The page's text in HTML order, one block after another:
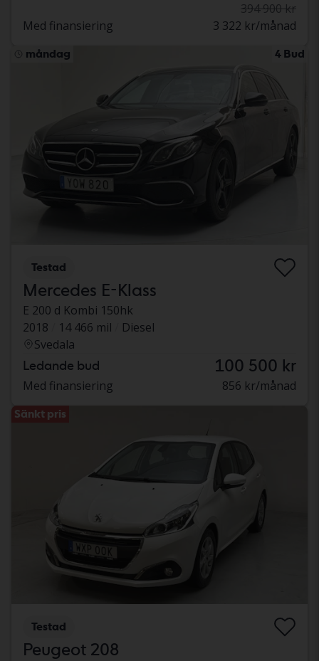
394 900 kr
Med finansiering
3 322 kr/månad
måndag 4 Bud
Testad
Mercedes E-Klass
E 200 d Kombi 150hk
2018
14 466 mil
Diesel
Svedala
Ledande bud 100 500 kr
Med finansiering 856 kr/månad
Sänkt pris
Testad
Peugeot 208